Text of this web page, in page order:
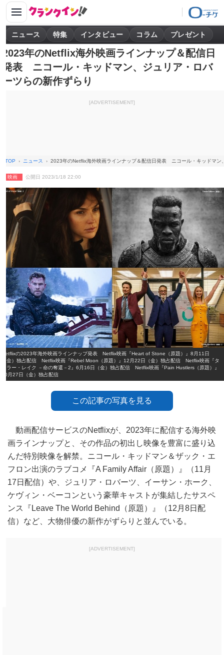
ニュース 特集 インタビュー コラム プレゼント
2023年のNetflix海外映画ラインナップ＆配信日
発表 ニコール・キッドマン、ジュリア・ロバ
ーツらの新作ずらり
[ADVERTISEMENT]
TOP ニュース 2023年のNetflix海外映画ラインナップ＆配信日発表 ニコール・キッドマン
映画 公開日 2023/1/18 22:00
Netflixの2023年海外映画ラインナップ発表 Netflix映画『Heart of Stone（原題）』8月11日
（金）独占配信 Netflix映画『Rebel Moon（原題）』12月22日（金）独占配信 Netflix映画『タ
イラー・レイク －命の奪還－2』6月16日（金）独占配信 Netflix映画『Pain Hustlers（原題）』
10月27日（金）独占配信
この記事の写真を見る
動画配信サービスのNetflixが、2023年に配信する海外映
画ラインナップと、その作品の初出し映像を豊富に盛り込
んだ特別映像を解禁。ニコール・キッドマン＆ザック・エ
フロン出演のラブコメ『A Family Affair（原題）』（11月
17日配信）や、ジュリア・ロバーツ、イーサン・ホーク、
ケヴィン・ベーコンという豪華キャストが集結したサスペ
ンス『Leave The World Behind（原題）』（12月8日配
信）など、大物俳優の新作がずらりと並んでいる。
[ADVERTISEMENT]